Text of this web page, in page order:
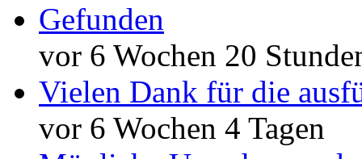
Gefunden
vor 6 Wochen 20
Vielen Dank für die
vor 6 Wochen 4 Tagen